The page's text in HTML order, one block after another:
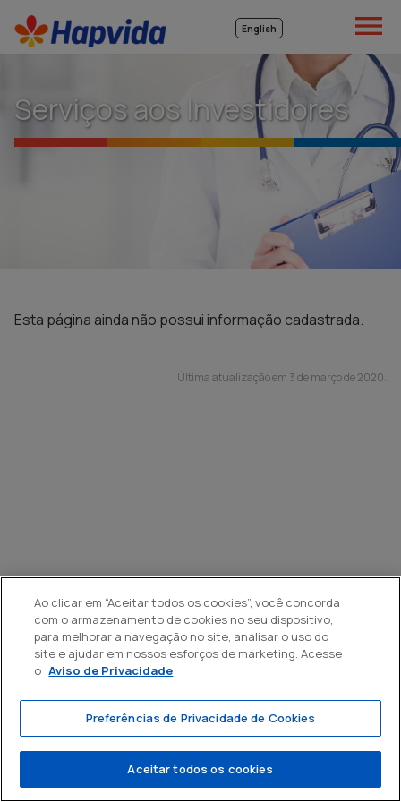
English 
Serviços aos Investidores
Esta página ainda não possui informação cadastrada.
Última atualização em 3 de março de 2020.
Privacidade
Condições
MZ
Ao clicar em “Aceitar todos os cookies”, você concorda
com o armazenamento de cookies no seu dispositivo,
para melhorar a navegação no site, analisar o uso do
site e ajudar em nossos esforços de marketing. Acesse
o Aviso de Privacidade
Preferências de Privacidade de Cookies
Aceitar todos os cookies